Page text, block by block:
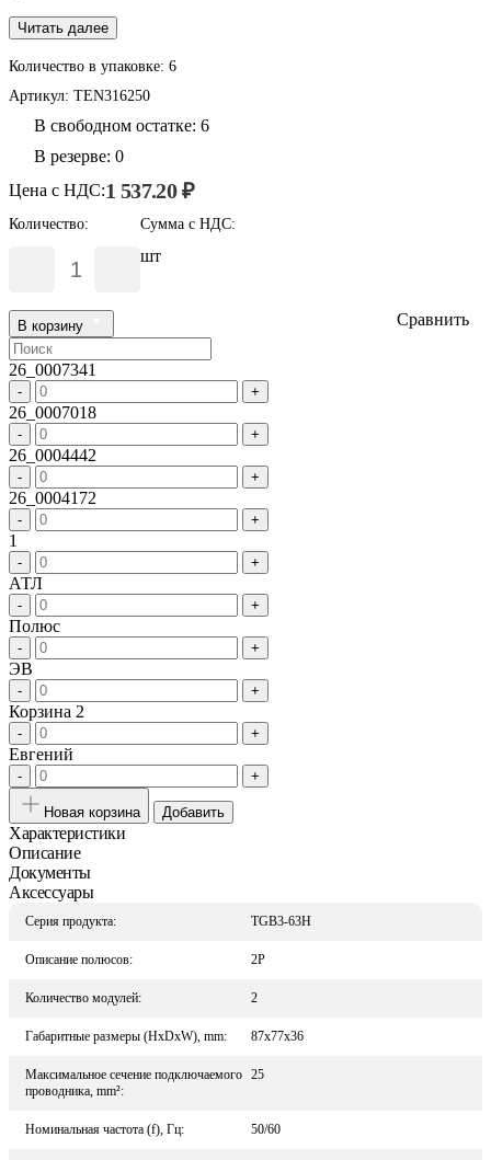
Читать далее
Количество в упаковке: 6
Артикул: TEN316250
В свободном остатке: 6
В резерве: 0
Цена с НДС:1 537.20 ₽
Количество: Сумма с НДС:
шт
В корзину
26_0007341
- +
26_0007018
- +
26_0004442
- +
26_0004172
- +
1
- +
АТЛ
- +
Полюс
- +
ЭВ
- +
Корзина 2
- +
Евгений
- +
Новая корзина Добавить
Сравнить
Характеристики
Описание
Документы
Аксессуары
Серия продукта: TGB3-63H
Описание полюсов: 2P
Количество модулей: 2
Габаритные размеры (HxDxW), mm: 87x77x36
Максимальное сечение подключаемого
проводника, mm²:
25
Номинальная частота (f), Гц: 50/60